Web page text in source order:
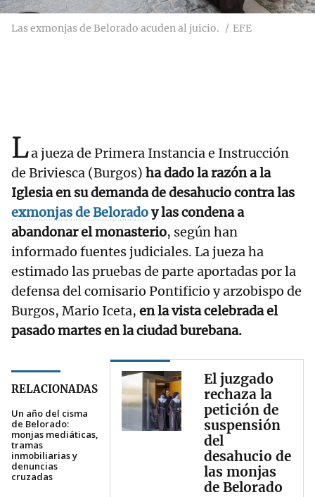
Las exmonjas de Belorado acuden al juicio. EFE
La jueza de Primera Instancia e Instrucción
de Briviesca (Burgos) ha dado la razón a la
Iglesia en su demanda de desahucio contra las
exmonjas de Beloradoy las condena a
abandonar el monasterio, según han
informado fuentes judiciales. La jueza ha
estimado las pruebas de parte aportadas por la
defensa del comisario Pontificio y arzobispo de
Burgos, Mario Iceta, en la vista celebrada el
pasado martes en la ciudad burebana.
RELACIONADAS
Un año del cisma
de Belorado:
monjas mediáticas,
tramas
inmobiliarias y
denuncias
cruzadas
El juzgado
rechaza la
petición de
suspensión
del
desahucio de
las monjas
de Belorado